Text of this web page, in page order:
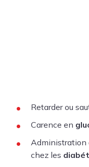
Retarder ou
Carence en
Administration
chez les